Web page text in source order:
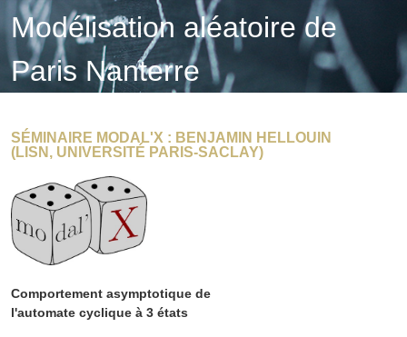
Modélisation aléatoire de
Paris Nanterre
SÉMINAIRE MODAL'X : BENJAMIN HELLOUIN
(LISN, UNIVERSITÉ PARIS-SACLAY)
Comportement asymptotique de
l'automate cyclique à 3 états